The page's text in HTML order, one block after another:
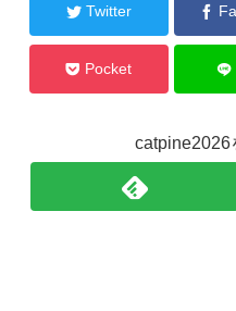
Twitter
Pocket
catpine2026